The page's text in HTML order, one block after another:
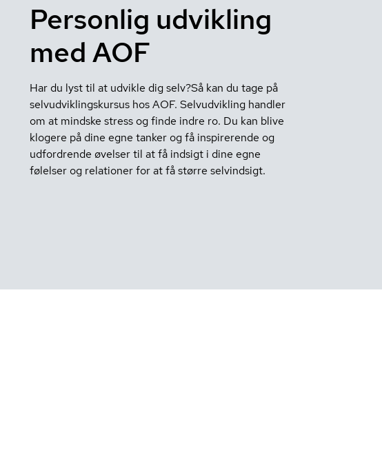
Personlig udvikling
med AOF
Har du lyst til at udvikle dig selv?Så kan du tage på
selvudviklingskursus hos AOF. Selvudvikling handler
om at mindske stress og finde indre ro. Du kan blive
klogere på dine egne tanker og få inspirerende og
udfordrende øvelser til at få indsigt i dine egne
følelser og relationer for at få større selvindsigt.